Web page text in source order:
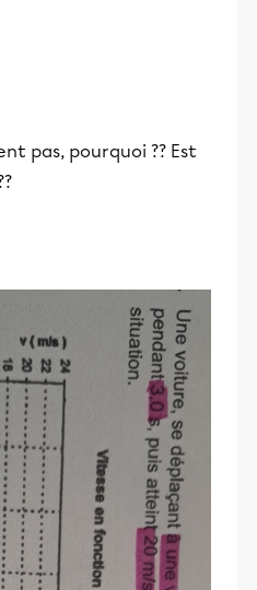
pas, pourquoi ?? Est